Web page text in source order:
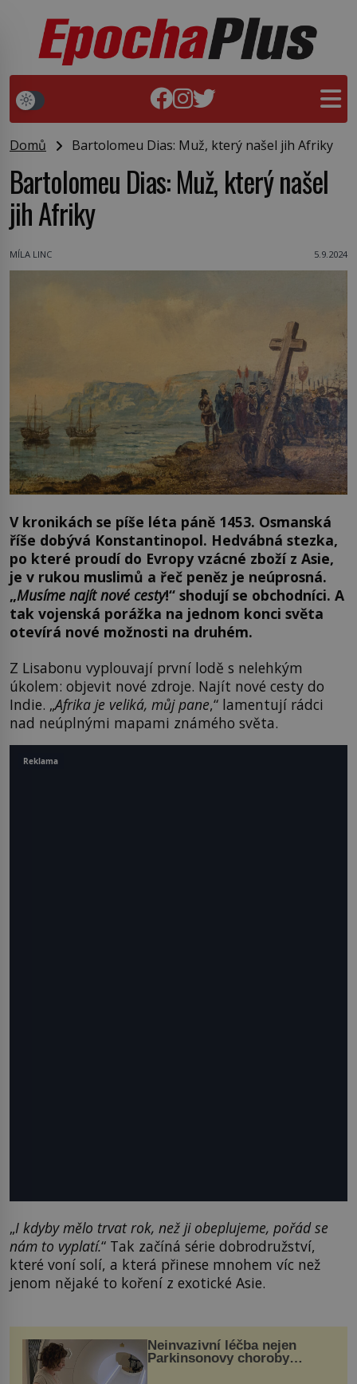
Domů Bartolomeu Dias: Muž, který našel jih Afriky
Bartolomeu Dias: Muž, který našel
jih Afriky
MÍLA LINC 5.9.2024
V kronikách se píše léta páně 1453. Osmanská
říše dobývá Konstantinopol. Hedvábná stezka,
po které proudí do Evropy vzácné zboží z Asie,
je v rukou muslimů a řeč peněz je neúprosná.
„Musíme najít nové cesty!“ shodují se obchodníci. A
tak vojenská porážka na jednom konci světa
otevírá nové možnosti na druhém.
Z Lisabonu vyplouvají první lodě s nelehkým
úkolem: objevit nové zdroje. Najít nové cesty do
Indie. „Afrika je veliká, můj pane,“ lamentují rádci
nad neúplnými mapami známého světa.
„I kdyby mělo trvat rok, než ji obeplujeme, pořád se
nám to vyplatí.“ Tak začíná série dobrodružství,
které voní solí, a která přinese mnohem víc než
jenom nějaké to koření z exotické Asie.
Neinvazivní léčba nejen
Parkinsonovy choroby
Reklama